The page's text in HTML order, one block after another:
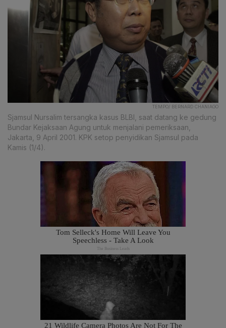
TEMPO/ BERNARD CHANIAGO
Sjamsul Nursalim tersangka kasus BLBI, saat datang ke gedung
Bundar Kejaksaan Agung untuk menjalani pemeriksaan,
Jakarta, 9 April 2001. KPK setop penyidikan Sjamsul pada
Kamis (1/4).